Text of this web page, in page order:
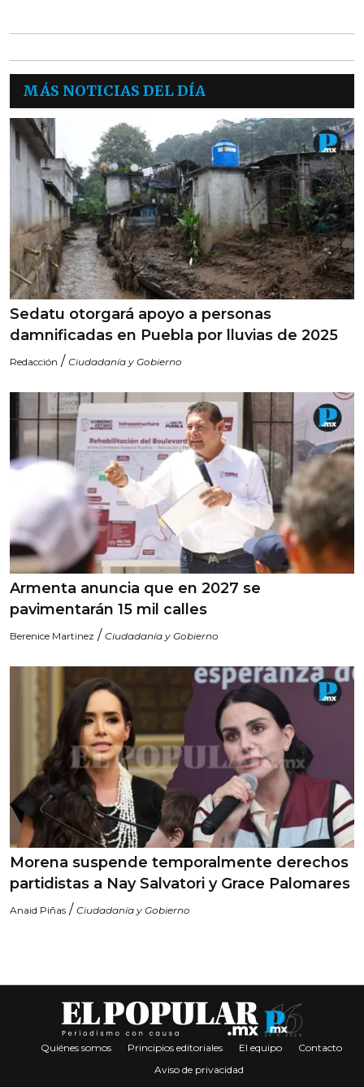
MÁS NOTICIAS DEL DÍA
Sedatu otorgará apoyo a personas
damnificadas en Puebla por lluvias de 2025
Redacción / Ciudadanía y Gobierno
Armenta anuncia que en 2027 se
pavimentarán 15 mil calles
Berenice Martinez / Ciudadanía y Gobierno
Morena suspende temporalmente derechos
partidistas a Nay Salvatori y Grace Palomares
Anaid Piñas / Ciudadanía y Gobierno
Quiénes somos Principios editoriales El equipo
Contacto
Aviso de privacidad